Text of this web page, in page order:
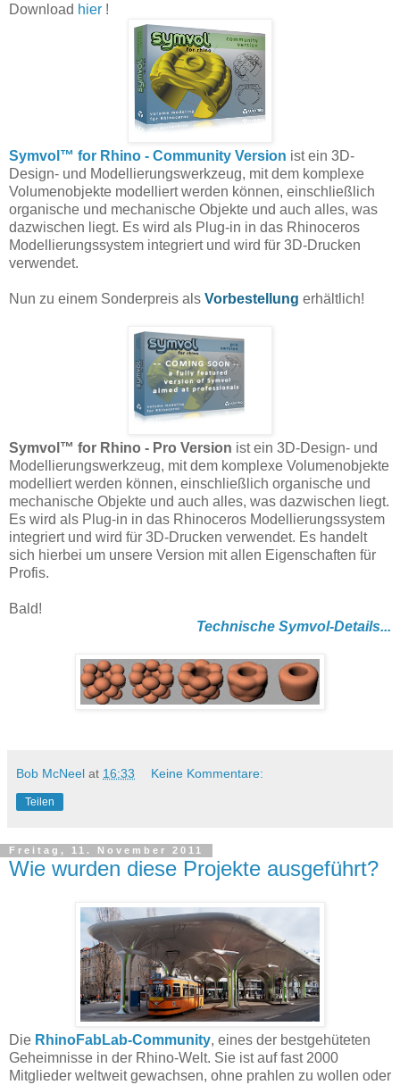
Download hier !
Symvol™ for Rhino - Community Version ist ein 3D-
Design- und Modellierungswerkzeug, mit dem komplexe
Volumenobjekte modelliert werden können, einschließlich
organische und mechanische Objekte und auch alles, was
dazwischen liegt. Es wird als Plug-in in das Rhinoceros
Modellierungssystem integriert und wird für 3D-Drucken
verwendet.
Nun zu einem Sonderpreis als Vorbestellung erhältlich!
Symvol™ for Rhino - Pro Version ist ein 3D-Design- und
Modellierungswerkzeug, mit dem komplexe Volumenobjekte
modelliert werden können, einschließlich organische und
mechanische Objekte und auch alles, was dazwischen liegt.
Es wird als Plug-in in das Rhinoceros Modellierungssystem
integriert und wird für 3D-Drucken verwendet. Es handelt
sich hierbei um unsere Version mit allen Eigenschaften für
Profis.
Bald!
Technische Symvol-Details...
Bob McNeel at 16:33 Keine Kommentare:
Teilen
Freitag, 11. November 2011
Wie wurden diese Projekte ausgeführt?
Die RhinoFabLab-Community, eines der bestgehüteten
Geheimnisse in der Rhino-Welt. Sie ist auf fast 2000
Mitglieder weltweit gewachsen, ohne prahlen zu wollen oder